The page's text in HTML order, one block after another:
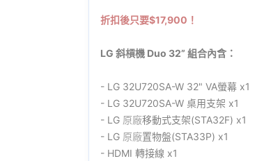
折扣後只要$17,900！
LG 斜槓機 Duo 32” 組合內含：
- LG 32U720SA-W 32" VA螢幕 x1
- LG 32U720SA-W 桌用支架 x1
- LG 原廠移動式支架(STA32F) x1
- LG 原廠置物盤(STA33P) x1
- HDMI 轉接線 x1